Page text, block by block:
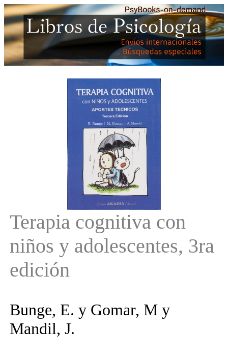
Terapia cognitiva con
niños y adolescentes, 3ra
edición
Bunge, E. y Gomar, M y
Mandil, J.